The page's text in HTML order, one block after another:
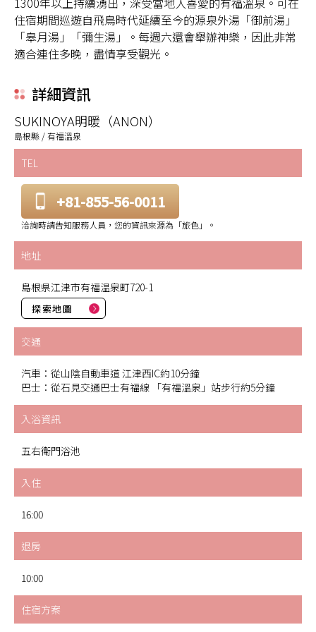
住宿期間巡遊自飛鳥時代延續至今的源泉外湯「御前湯」
「皋月湯」「彌生湯」。每週六還會舉辦神樂，因此非常
適合連住多晚，盡情享受觀光。
詳細資訊
SUKINOYA明暖（ANON）
島根縣 / 有福溫泉
TEL
+81-855-56-0011
洽詢時請告知服務人員，您的資訊來源為「旅色」。
地址
島根県江津市有福温泉町720-1
探索地圖
交通
汽車：從山陰自動車道 江津西IC約10分鐘
巴士：從石見交通巴士有福線 「有福溫泉」站步行約5分鐘
入浴資訊
五右衛門浴池
入住
16:00
退房
10:00
住宿方案